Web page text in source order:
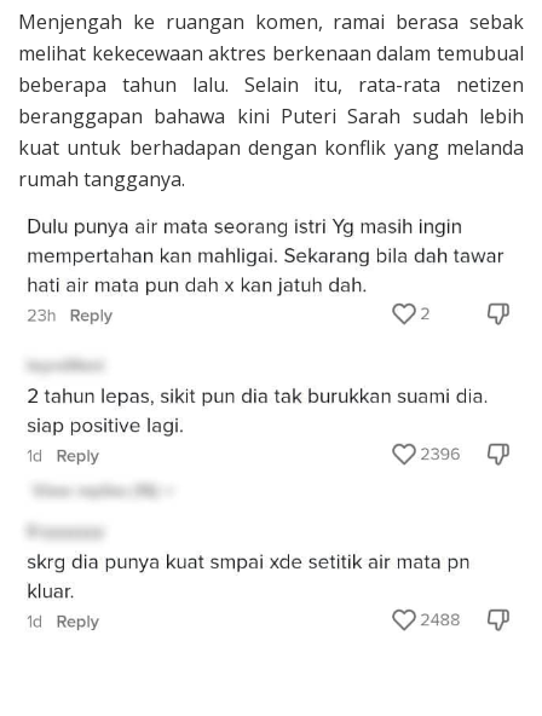
Menjengah ke ruangan komen, ramai berasa sebak
melihat kekecewaan aktres berkenaan dalam temubual
beberapa tahun lalu. Selain itu, rata-rata netizen
beranggapan bahawa kini Puteri Sarah sudah lebih
kuat untuk berhadapan dengan konflik yang melanda
rumah tangganya.